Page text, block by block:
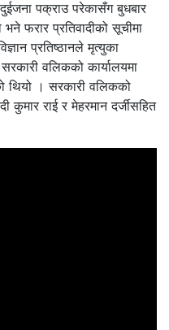
दुईजना पक्राउ परेकासँग बुधबार
फरार प्रतिवादीको सूचीमा
प्रतिष्ठानले मृत्युका
वलिकको कार्यालयमा
थियो । सरकारी वलिकको
कुमार राई र मेहरमान दर्जीसहित